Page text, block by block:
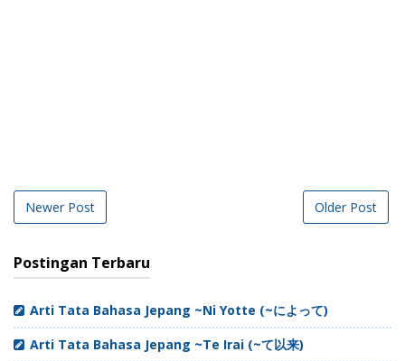
Newer Post Older Post
Postingan Terbaru
Arti Tata Bahasa Jepang ~Ni Yotte (~によって)
Arti Tata Bahasa Jepang ~Te Irai (~て以来)